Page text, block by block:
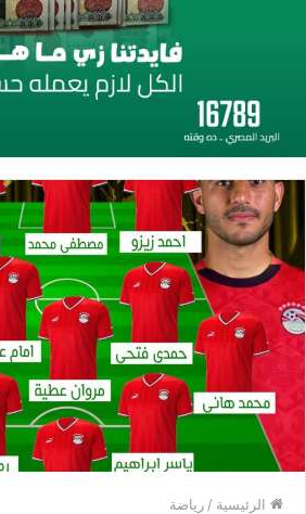
الرئيسية / رياضة